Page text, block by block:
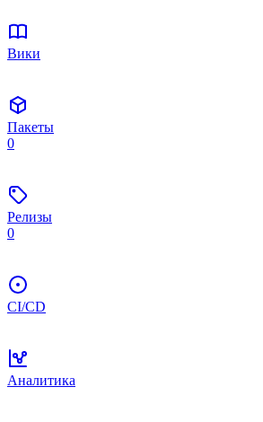
Вики
Пакеты
0
Релизы
0
CI/CD
Аналитика